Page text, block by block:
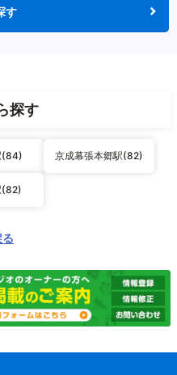
す
探す
(84) 京成幕張本郷駅(82)
(82)